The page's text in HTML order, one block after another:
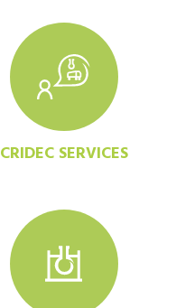
CRIDEC SERVICES